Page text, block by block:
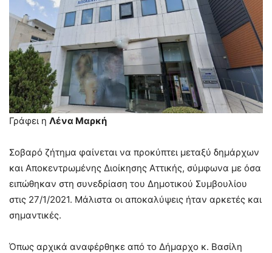
Γράφει η Λένα Μαρκή
Σοβαρό ζήτημα φαίνεται να προκύπτει μεταξύ δημάρχων
και Αποκεντρωμένης Διοίκησης Αττικής, σύμφωνα με όσα
ειπώθηκαν στη συνεδρίαση του Δημοτικού Συμβουλίου
στις 27/1/2021. Μάλιστα οι αποκαλύψεις ήταν αρκετές και
σημαντικές.
Όπως αρχικά αναφέρθηκε από το Δήμαρχο κ. Βασίλη